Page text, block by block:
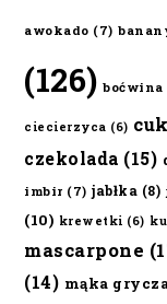
awokado (7)
(126) boćwina
ciecierzyca (6)
czekolada (15)
imbir (7) jabłka (8)
(10) krewetki (6)
mascarpone
(14) mąka